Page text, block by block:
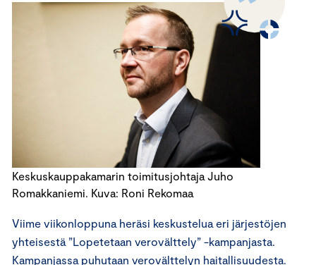
Keskuskauppakamarin toimitusjohtaja Juho
Romakkaniemi. Kuva: Roni Rekomaa
Viime viikonloppuna heräsi keskustelua eri järjestöjen
yhteisestä ”Lopetetaan verovälttely” -kampanjasta.
Kampanjassa puhutaan verovälttelyn haitallisuudesta.